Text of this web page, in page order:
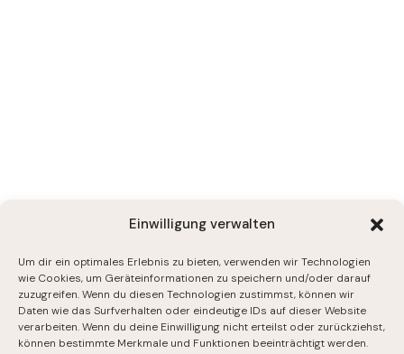
Einwilligung verwalten
Um dir ein optimales Erlebnis zu bieten, verwenden wir Technologien
wie Cookies, um Geräteinformationen zu speichern und/oder darauf
zuzugreifen. Wenn du diesen Technologien zustimmst, können wir
Daten wie das Surfverhalten oder eindeutige IDs auf dieser Website
verarbeiten. Wenn du deine Einwilligung nicht erteilst oder zurückziehst,
können bestimmte Merkmale und Funktionen beeinträchtigt werden.